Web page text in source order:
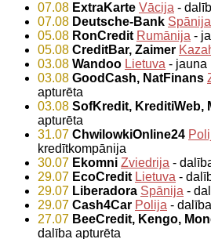
07.08 ExtraKarte Vācija -
07.08 Deutsche-Bank Spānija
05.08 RonCredit Rumānija -
05.08 CreditBar, Zaimer
03.08 Wandoo Lietuva - jauna
03.08 GoodCash, NatFinans
apturēta
03.08 SofKredit, KreditiWeb,
apturēta
31.07 ChwilowkiOnline24
kredītkompānija
30.07 Ekomni Zviedrija -
29.07 EcoCredit Lietuva -
29.07 Liberadora Spānija -
29.07 Cash4Car Polija -
27.07 BeeCredit, Kengo,
dalība apturēta